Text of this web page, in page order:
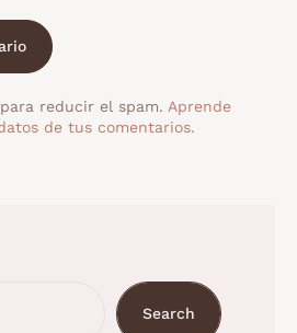
reducir el spam. Aprende
de tus comentarios.
Search